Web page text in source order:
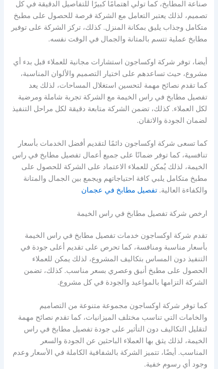
صناعة المطابخ، كما تولي اهتمامًا كبيرًا للتفاصيل الدقيقة في كل
تصميم، لذلك يعتبر التعامل مع الشركة فرصة للحصول على مطبخ
متكامل وجذاب يليق بمكانة المنزل. كذلك، تركز الشركة على توفير
مطابخ عملية تتسم بالمتانة والجمال في الوقت نفسه.
أيضا، توفر شركة اوكساجون استشارات مجانية للعملاء قبل بدء أي
مشروع، حيث تساعدهم على اختيار التصميم والألوان المناسبة،
كما تقدم نصائح مهمة لتحسين استغلال المساحات، لذلك يعد
تفصيل مطابخ في راس الخيمة مع الشركة تجربة شاملة ومرضية
لكل العملاء. كذلك، تضمن الشركة متابعة دقيقة لكل مراحل التنفيذ
لضمان الجودة والاتقان.
كما تسعى شركة اوكساجون دائمًا لتقديم أفضل الخدمات بأسعار
تنافسية، كما توفر ضمانًا على جميع أعمال تفصيل مطابخ في راس
الخيمة، لذلك يُمكن للعملاء الاعتماد على الشركة للحصول على
مطبخ متكامل يلبي كافة احتياجاتهم ويجمع بين الجمال والمتانة
والكفاءة العالية.تفصيل مطابخ في عجمان
ارخص شركة تفصيل مطابخ في راس الخيمة
تقدم شركة اوكساجون خدمات تفصيل مطابخ في راس الخيمة
بأسعار مناسبة ومنافسة، كما تحرص على تقديم أعلى جودة في
التنفيذ دون المساس بتكاليف المشروع، لذلك يمكن للعملاء
الحصول على مطبخ أنيق وعصري بسعر مناسب. كذلك، تضمن
الشركة التزامها بالمواعيد والجودة في كل مشروع.
كما توفر شركة اوكساجون مجموعة متنوعة من التصاميم
والخامات التي تناسب مختلف الميزانيات، كما تقدم نصائح مهمة
لتقليل التكاليف دون التأثير على جودة تفصيل مطابخ في راس
الخيمة، لذلك يثق بها العملاء الباحثين عن الجودة والسعر
المناسب. أيضًا، تتميز الشركة بالشفافية الكاملة في الأسعار وعدم
وجود أي رسوم خفية.